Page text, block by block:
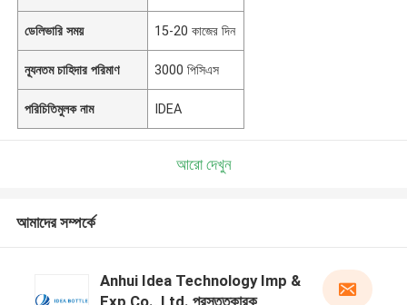
ডেলিভারি সময় 15-20 কাজের দিন
ন্যূনতম চাহিদার পরিমাণ 3000 পিসিএস
পরিচিতিমুলক নাম IDEA
আরো দেখুন
আমাদের সম্পর্কে
Anhui Idea Technology Imp &